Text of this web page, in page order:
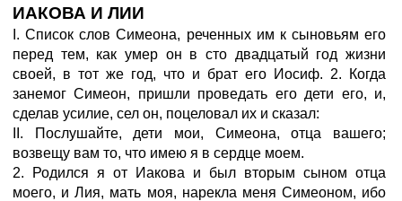
ИАКОВА И ЛИИ
I. Список слов Симеона, реченных им к сыновьям его
перед тем, как умер он в сто двадцатый год жизни
своей, в тот же год, что и брат его Иосиф. 2. Когда
занемог Симеон, пришли проведать его дети его, и,
сделав усилие, сел он, поцеловал их и сказал:
II. Послушайте, дети мои, Симеона, отца вашего;
возвещу вам то, что имею я в сердце моем.
2. Родился я от Иакова и был вторым сыном отца
моего, и Лия, мать моя, нарекла меня Симеоном, ибо